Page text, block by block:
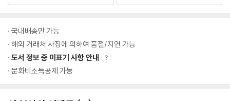
국내배송만 가능
해외 거래처 사정에 의하여 품절/지연 가능
도서 정보 중 미표기 사항 안내
문화비소득공제 가능